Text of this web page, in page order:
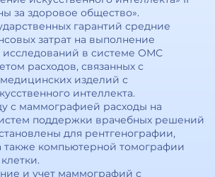
за здоровое общество».
гарантий средние
затрат на выполнение
исследований в системе ОМС
расходов, связанных с
изделий с
интеллекта.
с маммографией расходы на
поддержки врачебных решений
для рентгенографии,
компьютерной томографии
и учет маммографий с